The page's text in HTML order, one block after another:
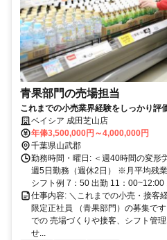
青果部門の売場担当
これまでの小売業界経験をしっかり
居なしの地域正社員✅️
ベイシア 成田芝山店
年俸3,500,000円～4,000,000円
千葉県山武郡
勤務時間・曜日: ＜週40時間の変形
週5日勤務（週休2日） ※月平均残
シフト例 7：50 出勤 11：00~12:00
仕事内容: ＼これまでの小売・接客
限定正社員 （青果部門）の募集で
での 売場づくりや接客、シフト管
せ...